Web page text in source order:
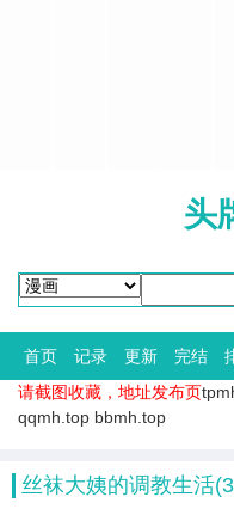
头
首页 记录 更新 完结
请截图收藏，地址发布页
qqmh.top bbmh.top
丝袜大姨的调教生活